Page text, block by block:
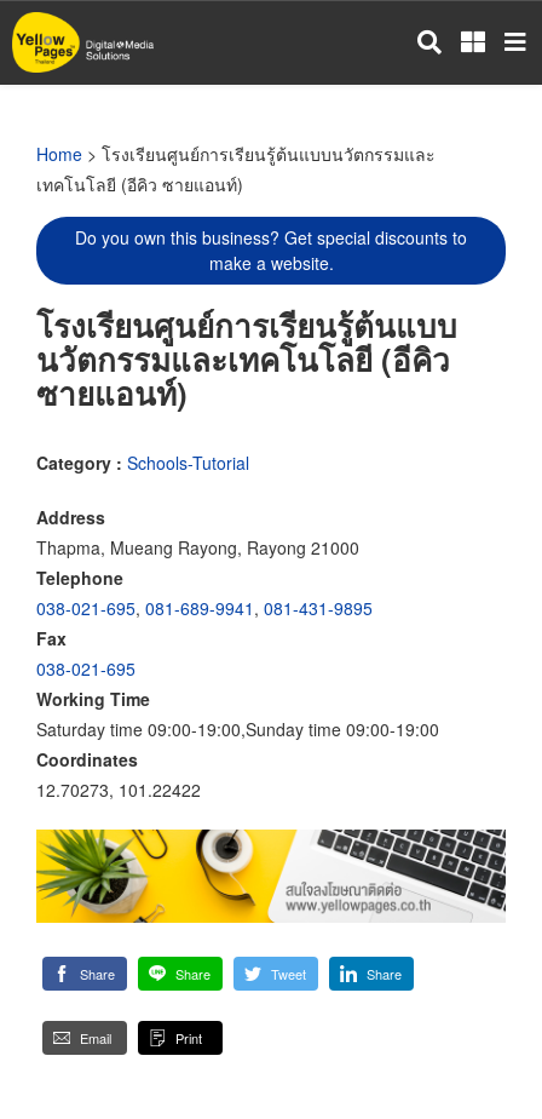
Skip
to
main
Home > โรงเรียนศูนย์การเรียนรู้ต้นแบบนวัตกรรมและ
เทคโนโลยี (อีคิว ซายแอนท์)
Do you own this business? Get special discounts to
make a website.
โรงเรียนศูนย์การเรียนรู้ต้นแบบ
นวัตกรรมและเทคโนโลยี (อีคิว
ซายแอนท์)
Category : Schools-Tutorial
Address
Thapma, Mueang Rayong, Rayong 21000
Telephone
038-021-695, 081-689-9941 , 081-431-9895
Fax
038-021-695
Working Time
Saturday time 09:00-19:00,Sunday time 09:00-19:00
Coordinates
12.70273, 101.22422
Share Share Tweet Share
Email Print